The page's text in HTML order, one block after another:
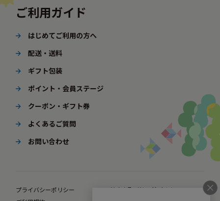
ご利用ガイド
はじめてご利用の方へ
配送・送料
ギフト包装
ポイント・会員ステージ
クーポン・ギフト券
よくあるご質問
お問い合わせ
プライバシーポリシー
特定商取引法に基づく表示